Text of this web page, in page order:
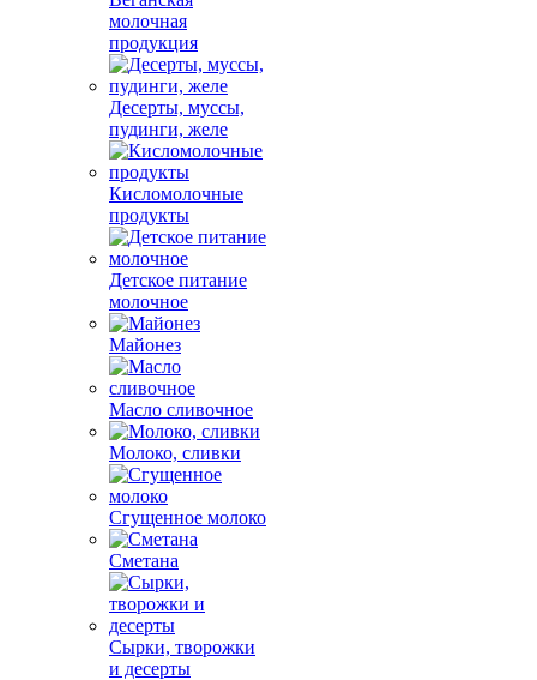
молочная
продукция
Десерты, муссы,
пудинги, желе
Кисломолочные
продукты
Детское питание
молочное
Майонез
Масло сливочное
Молоко, сливки
Сгущенное молоко
Сметана
Сырки, творожки
и десерты